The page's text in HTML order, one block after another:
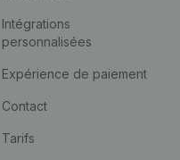
Intégrations
personnalisées
Expérience de paiement
Contact
Tarifs